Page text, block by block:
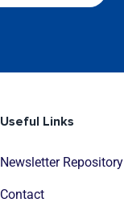
Useful Links
Newsletter Repository
Contact